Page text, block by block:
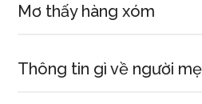
Mơ thấy hàng xóm
Thông tin gì về người